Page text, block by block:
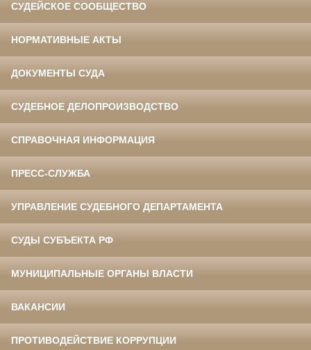
СУДЕЙСКОЕ СООБЩЕСТВО
НОРМАТИВНЫЕ АКТЫ
ДОКУМЕНТЫ СУДА
СУДЕБНОЕ ДЕЛОПРОИЗВОДСТВО
СПРАВОЧНАЯ ИНФОРМАЦИЯ
ПРЕСС-СЛУЖБА
УПРАВЛЕНИЕ СУДЕБНОГО ДЕПАРТАМЕНТА
СУДЫ СУБЪЕКТА РФ
МУНИЦИПАЛЬНЫЕ ОРГАНЫ ВЛАСТИ
ВАКАНСИИ
ПРОТИВОДЕЙСТВИЕ КОРРУПЦИИ